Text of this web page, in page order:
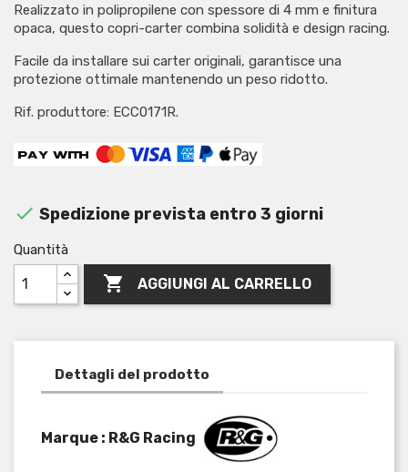
Realizzato in polipropilene con spessore di 4 mm e finitura
opaca, questo copri-carter combina solidità e design racing.
Facile da installare sui carter originali, garantisce una
protezione ottimale mantenendo un peso ridotto.
Rif. produttore: ECC0171R.
 Spedizione prevista entro 3 giorni
Quantità
 AGGIUNGI AL CARRELLO
Dettagli del prodotto
Marque : R&G Racing